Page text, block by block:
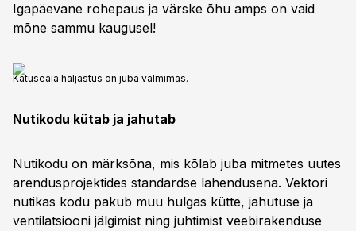
Igapäevane rohepaus ja värske õhu amps on vaid
mõne sammu kaugusel!
Katuseaia haljastus on juba valmimas.
Nutikodu kütab ja jahutab
Nutikodu on märksõna, mis kõlab juba mitmetes uutes
arendusprojektides standardse lahendusena. Vektori
nutikas kodu pakub muu hulgas kütte, jahutuse ja
ventilatsiooni jälgimist ning juhtimist veebirakenduse